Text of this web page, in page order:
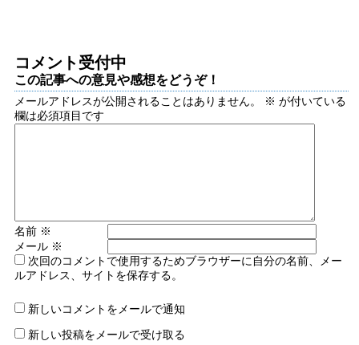
コメント受付中
この記事への意見や感想をどうぞ！
メールアドレスが公開されることはありません。 ※ が付いている
欄は必須項目です
名前 ※
メール ※
次回のコメントで使用するためブラウザーに自分の名前、メー
ルアドレス、サイトを保存する。
新しいコメントをメールで通知
新しい投稿をメールで受け取る